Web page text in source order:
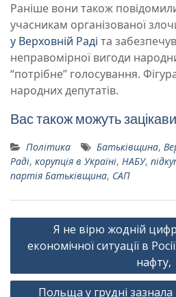
Раніше вони також
учасникам організованої
у Верховній Раді та
неправомірної вигоди
“потрібне” голосування.
народних депутатів.
Вас також можуть
Політика Батьківщина,
Раді, корупція в Україні, НАБУ,
партія Батьківщина, САП
Навігація
записів
Я не вірю жодній
економічної ситуації в
нафту,
Польща у грудні